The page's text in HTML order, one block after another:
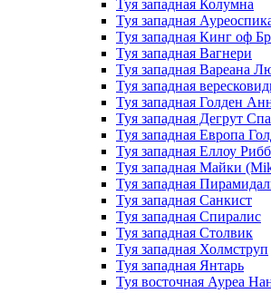
Туя западная Колумна
Туя западная
Туя западная Кинг оф
Туя западная Вагнери
Туя западная Вареана
Туя западная
Туя западная Голден
Туя западная Дегрут
Туя западная Европа
Туя западная Еллоу
Туя западная Майки
Туя западная
Туя западная Санкист
Туя западная Спиралис
Туя западная Столвик
Туя западная Холмструп
Туя западная Янтарь
Туя восточная Ауреа